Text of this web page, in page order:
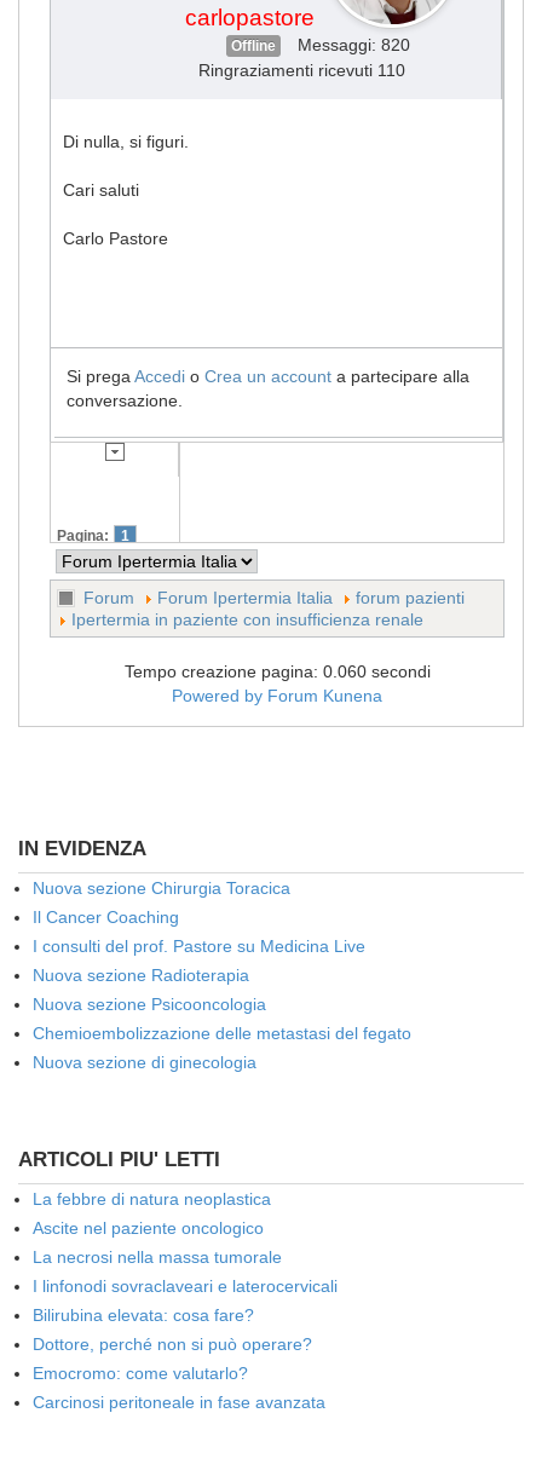
carlopastore
Offline
Messaggi: 820
Ringraziamenti ricevuti 110
Di nulla, si figuri.
Cari saluti
Carlo Pastore
Si prega Accedi o Crea un account a partecipare alla
conversazione.
Pagina: 1
Forum Forum Ipertermia Italia
forum pazienti
Ipertermia in paziente con insufficienza renale
Tempo creazione pagina: 0.060 secondi
Powered by Forum Kunena
IN EVIDENZA
Nuova sezione Chirurgia Toracica
Il Cancer Coaching
I consulti del prof. Pastore su Medicina Live
Nuova sezione Radioterapia
Nuova sezione Psicooncologia
Chemioembolizzazione delle metastasi del fegato
Nuova sezione di ginecologia
ARTICOLI PIU' LETTI
La febbre di natura neoplastica
Ascite nel paziente oncologico
La necrosi nella massa tumorale
I linfonodi sovraclaveari e laterocervicali
Bilirubina elevata: cosa fare?
Dottore, perché non si può operare?
Emocromo: come valutarlo?
Carcinosi peritoneale in fase avanzata